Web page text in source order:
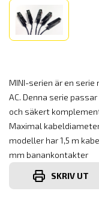
MINI-serien är en
AC. Denna serie
och säkert
Maximal
modeller har 1,5 m
mm banankontakter
SKRIV UT